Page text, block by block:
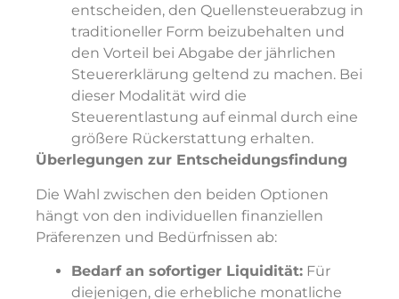
entscheiden, den Quellensteuerabzug in
traditioneller Form beizubehalten und
den Vorteil bei Abgabe der jährlichen
Steuererklärung geltend zu machen. Bei
dieser Modalität wird die
Steuerentlastung auf einmal durch eine
größere Rückerstattung erhalten.
Überlegungen zur Entscheidungsfindung
Die Wahl zwischen den beiden Optionen
hängt von den individuellen finanziellen
Präferenzen und Bedürfnissen ab:
Bedarf an sofortiger Liquidität: Für
diejenigen, die erhebliche monatliche